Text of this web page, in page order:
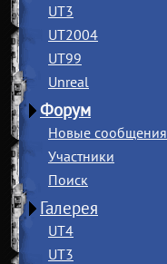
UT3
UT2004
UT99
Unreal
Форум
Новые сообщения
Участники
Поиск
Галерея
UT4
UT3